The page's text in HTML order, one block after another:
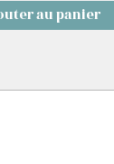
au panier